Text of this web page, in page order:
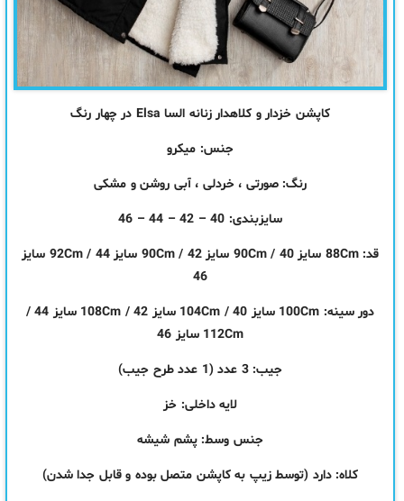
کاپشن خزدار و کلاهدار زنانه السا Elsa در چهار رنگ
جنس: میکرو
رنگ: صورتی ، خردلی ، آبی روشن و مشکی
سایزبندی: 40 – 42 – 44 – 46
قد: 88Cm سایز 40 / 90Cm سایز 42 / 90Cm سایز 44 / 92Cm سایز
46
دور سینه: 100Cm سایز 40 / 104Cm سایز 42 / 108Cm سایز 44 /
112Cm سایز 46
جیب: 3 عدد (1 عدد طرح جیب)
لایه داخلی: خز
جنس وسط: پشم شیشه
کلاه: دارد (توسط زیپ به کاپشن متصل بوده و قابل جدا شدن)